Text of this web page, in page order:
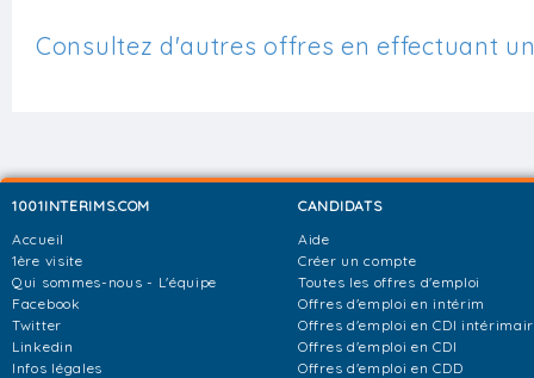
Consultez d'autres offres en effectuant
1001INTERIMS.COM
Accueil
1ère visite
Qui sommes-nous - L'équipe
Facebook
Twitter
Linkedin
Infos légales
CANDIDATS
Aide
Créer un compte
Toutes les offres d'emploi
Offres d'emploi en intérim
Offres d'emploi en CDI
Offres d'emploi en CDI
Offres d'emploi en CDD